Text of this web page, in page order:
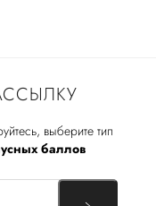
выберите тип
баллов